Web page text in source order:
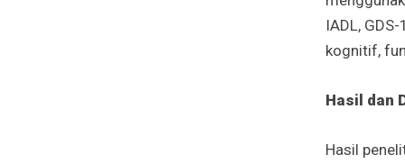
IADL,
kognitif,
Hasil dan
Hasil